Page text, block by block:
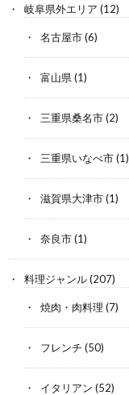
岐阜県外エリア (12)
名古屋市(6)
富山県(1)
三重県桑名市(2)
三重県いなべ市(1)
滋賀県大津市(1)
奈良市(1)
料理ジャンル(207)
焼肉・肉料理 (7)
フレンチ (50)
イタリアン (52)